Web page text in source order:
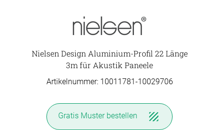
Nielsen Design Aluminium-Profil 22 Länge
3m für Akustik Paneele
Artikelnummer: 10011781-10029706
Gratis Muster bestellen